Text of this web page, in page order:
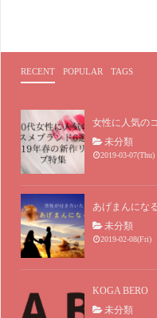
RECENT POPULAR TAGS
女性に人気の
未分類
2019-03-07(Thu)
あげまんにな
未分類
2019-02-08(Fri)
KOGA BERO
未分類